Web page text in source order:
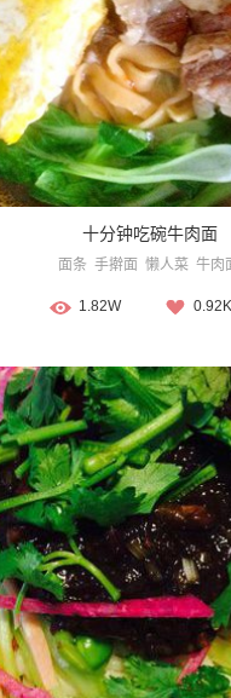
十分钟吃碗牛肉面
面条 手擀面 懒人菜 牛肉
1.82W 0.92K